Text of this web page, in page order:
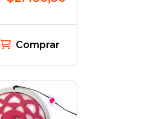
Comprar